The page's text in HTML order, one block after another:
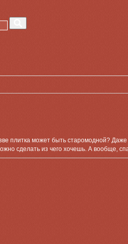
плитка может быть старомодной? Даже
сделать из чего хочешь. А вообще,